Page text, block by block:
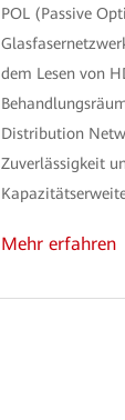
POL (Passive
dem Lesen von
Distribution
Zuverlässigkeit
Mehr erfahren